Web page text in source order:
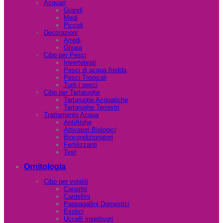
Acquari
Grandi
Medi
Piccoli
Decorazioni
Arredi
Ghiaia
Cibo per Pesci
Invertebrati
Pesci di acqua fredda
Pesci Tropicali
Tutti i pesci
Cibo per Tartarughe
Tartarughe Acquatiche
Tartarughe Terrestri
Trattamento Acqua
AntiAlghe
Attivatori Biologici
Biocondizionatori
Fertilizzanti
Test
Ornitologia
Cibo per volatili
Canarini
Cardellini
Pappagallini Domestici
Esotici
Uccelli insettivori